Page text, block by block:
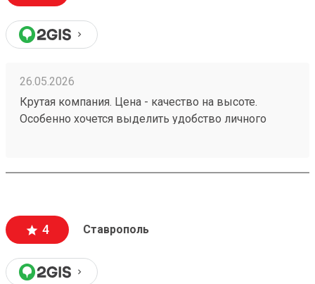
26.05.2026
Крутая компания. Цена - качество на высоте.
Особенно хочется выделить удобство личного
4 Ставрополь